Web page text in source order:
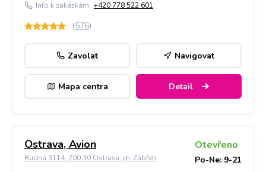
Info k zakázkám: +420 778 522 601
(576)
Zavolat Navigovat
Mapa centra Detail
Ostrava, Avion
Rudná 3114, 700 30 Ostrava-jih-Zábřeh
Otevřeno
Po-Ne: 9-21